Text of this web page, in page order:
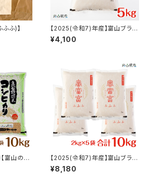
ふ)】
【2025(令和7)年産】富山ブラン
ド米「富富富(ふふふ)」特別栽培
米【白米5kg】
¥4,100
富山の
）】特別
ヒカリ
【2025(令和7)年産】富山ブラン
ド米「富富富(ふふふ)」特別栽培
米【白米10kg（2kg×5）】
¥8,180